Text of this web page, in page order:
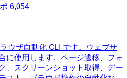
6,054
ウザ自動化 CLI です。ウェブサ
に使用します。ページ遷移、フォ
、スクリーンショット取得、デー